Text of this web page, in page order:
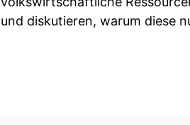
und diskutieren, warum diese